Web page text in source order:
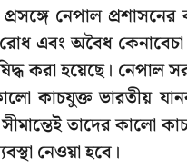
নেপাল প্রশাসনের
এবং অবৈধ কেনাবেচা
করা হয়েছে।
কাচযুক্ত ভারতীয়
তাদের কালো
নেওয়া হবে।